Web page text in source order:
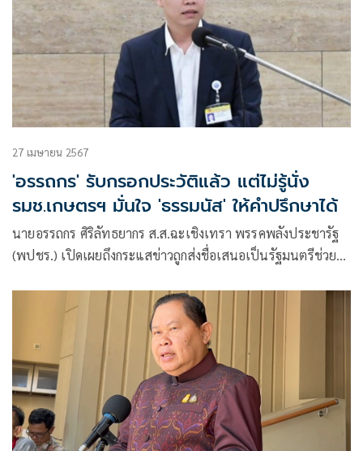
27 เมษายน 2567
'อรรถกร' รับกรอกประวัติแล้ว แต่ไม่รู้นั่ง
รมช.เกษตรฯ มั่นใจ 'ธรรมนัส' ให้คำปรึกษาได้
นายอรรถกร ศิริลัทธยากร ส.ส.ฉะเชิงเทรา พรรคพลังประชารัฐ
(พปชร.) เปิดเผยถึงกระแสข่าวถูกส่งชื่อเสนอเป็นรัฐมนตรีช่วย
(ครม.) ครั้งนี้ ว่า ตนไม่ทราบ แต่ว่าได้มีการกรอกประวัติไปแล้ว
อย่างไรก็ตาม ตนพร้อมทำหน้าที่